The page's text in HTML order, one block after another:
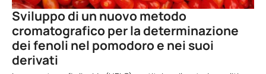
Sviluppo di un nuovo metodo
cromatografico per la determinazione
dei fenoli nel pomodoro e nei suoi
derivati